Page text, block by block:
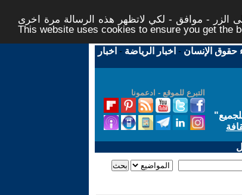
الزر - موافق - لكي لاتظهر هذه الرسالة مرة اخرى -
This website uses cookies to ensure you get the
حقوق الإنسان - اخبار الرياضة - اخبار
التبرع للموقع - ادعمونا
"